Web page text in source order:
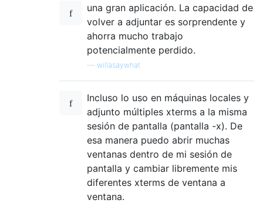
una gran aplicación. La capacidad de
volver a adjuntar es sorprendente y
ahorra mucho trabajo
potencialmente perdido.
willasaywhat
Incluso lo uso en máquinas locales y
adjunto múltiples xterms a la misma
sesión de pantalla (pantalla -x). De
esa manera puedo abrir muchas
ventanas dentro de mi sesión de
pantalla y cambiar libremente mis
diferentes xterms de ventana a
ventana.